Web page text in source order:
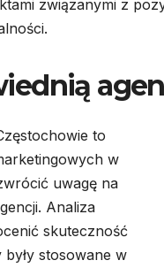
związanymi z
to
w
uwagę na
Analiza
skuteczność
były stosowane w